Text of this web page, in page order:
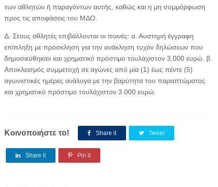
των αθλητών ή παραγόντων αυτής, καθώς και η μη συμμόρφωση
προς τις αποφάσεις του ΜΔΟ.
Δ. Στους αθλητές επιβάλλονται οι ποινές: α. Αυστηρή έγγραφη
επίπληξη με πρόσκληση για την ανάκληση τυχόν δηλώσεων που
δημοσιεύθηκαν και χρηματικό πρόστιμο τουλάχιστον 3.000 ευρώ. β.
Αποκλεισμός συμμετοχή σε αγώνες από μία (1) έως πέντε (5)
αγωνιστικές ημέρες ανάλογα με την βαρύτητα του παραπτώματος
και χρηματικό πρόστιμο τουλάχιστον 3.000 ευρώ.
Κοινοποιήστε το! Share it Tweet
Share it Pin it